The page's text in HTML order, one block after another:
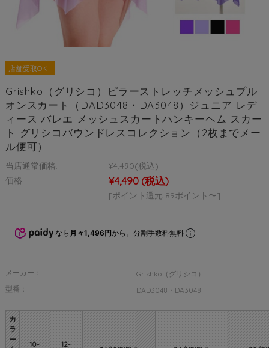
店舗受取OK
Grishko（グリシコ）ピラーストレッチメッシュプル
オンスカート（DAD3048・DA3048）ジュニア レデ
ィース バレエ メッシュスカートハンキーヘム スカー
ト グリシコバウンドレスコレクション（2枚までメー
ル便可）
当店通常価格: ¥4,490(税込)
価格:
¥4,490 (税込)
[ポイント還元 89ポイント〜]
なら 月々1,496円から。分割手数料無料
メーカー：
Grishko（グリシコ）
型番：
DAD3048・DA3048
カ
ラ
ー
10-
12-